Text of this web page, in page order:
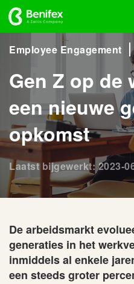
Employee Engagement
Gen Z op de
een nieuwe
opkomst
Laatst bijgewerkt: 2023-
De arbeidsmarkt
generaties in het
inmiddels al enkele
een steeds groter